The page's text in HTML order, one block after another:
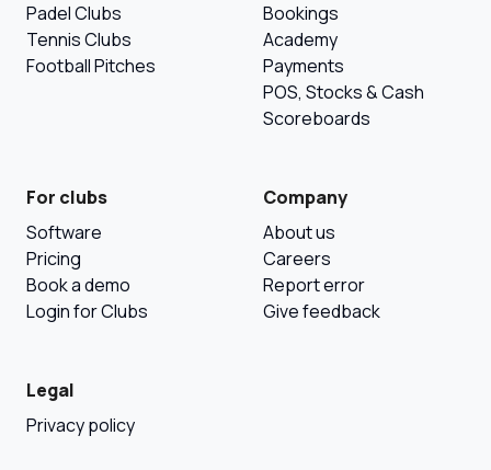
Padel Clubs
Tennis Clubs
Football Pitches
Bookings
Academy
Payments
POS, Stocks & Cash
Scoreboards
For clubs
Software
Pricing
Book a demo
Login for Clubs
Company
About us
Careers
Report error
Give feedback
Legal
Privacy policy